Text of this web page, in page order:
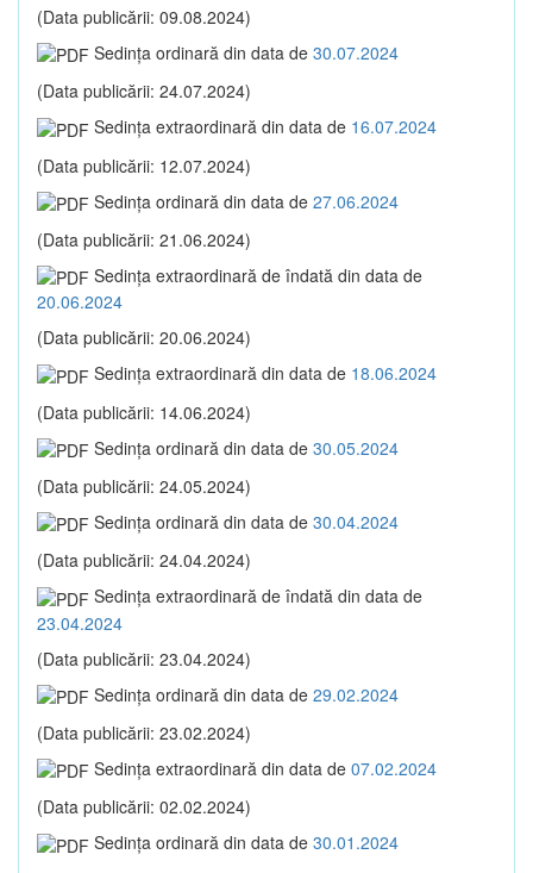
(Data publicării: 09.08.2024)
Sedinţa ordinară din data de 30.07.2024
(Data publicării: 24.07.2024)
Sedinţa extraordinară din data de 16.07.2024
(Data publicării: 12.07.2024)
Sedinţa ordinară din data de 27.06.2024
(Data publicării: 21.06.2024)
Sedinţa extraordinară de îndată din data de
20.06.2024
(Data publicării: 20.06.2024)
Sedinţa extraordinară din data de 18.06.2024
(Data publicării: 14.06.2024)
Sedinţa ordinară din data de 30.05.2024
(Data publicării: 24.05.2024)
Sedinţa ordinară din data de 30.04.2024
(Data publicării: 24.04.2024)
Sedinţa extraordinară de îndată din data de
23.04.2024
(Data publicării: 23.04.2024)
Sedinţa ordinară din data de 29.02.2024
(Data publicării: 23.02.2024)
Sedinţa extraordinară din data de 07.02.2024
(Data publicării: 02.02.2024)
Sedinţa ordinară din data de 30.01.2024